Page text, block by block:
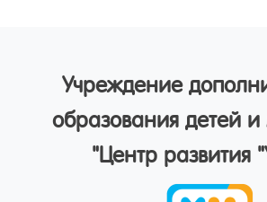
Учреждение
образования детей
"Центр развития